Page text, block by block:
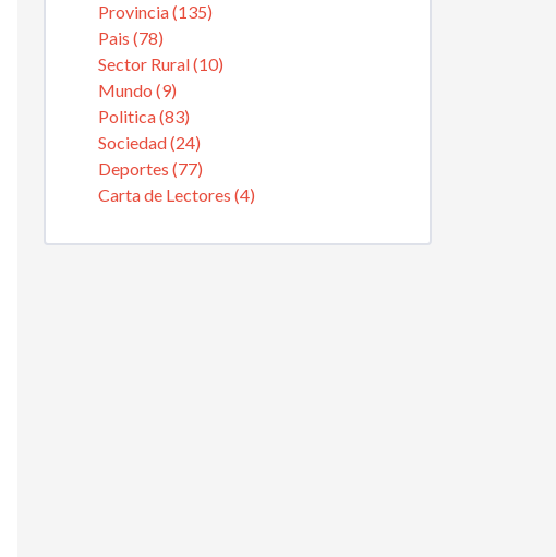
Provincia (135)
Pais (78)
Sector Rural (10)
Mundo (9)
Politica (83)
Sociedad (24)
Deportes (77)
Carta de Lectores (4)